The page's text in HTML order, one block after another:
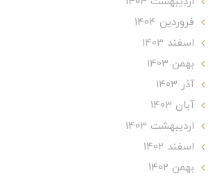
فروردین 1404
اسفند 1403
بهمن 1403
آذر 1403
آبان 1403
ارديبهشت 1403
اسفند 1402
بهمن 1402